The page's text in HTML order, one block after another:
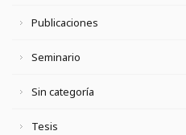
Publicaciones
Seminario
Sin categoría
Tesis